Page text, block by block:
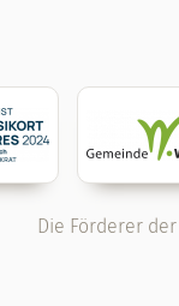
Die Förderer